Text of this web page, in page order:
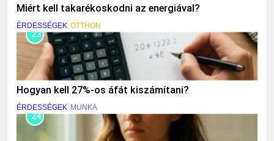
Miért kell takarékoskodni az energiával?
ÉRDESSÉGEK OTTHON
23
Hogyan kell 27%-os áfát kiszámítani?
ÉRDESSÉGEK MUNKA
24